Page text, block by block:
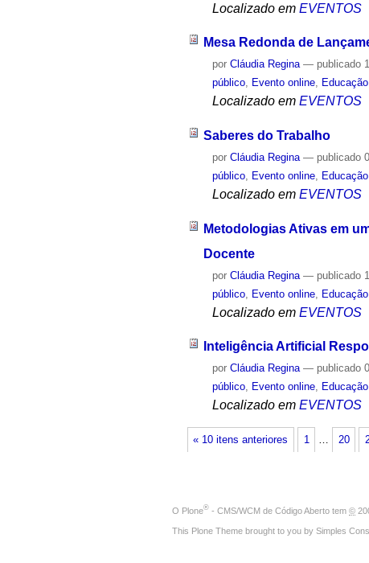
Localizado em EVENTOS
Mesa Redonda de
porCláudia Regina — publicado
público, Evento online, Educação
Localizado em EVENTOS
Saberes do Trabalho
porCláudia Regina — publicado
público
Evento online Educação
Localizado em EVENTOS
Metodologias Ativas em
Docente
porCláudia Regina — publicado
público Evento online Educação
Localizado em EVENTOS
Inteligência Artificial
porCláudia Regina — publicado
público, Evento online, Educação
Localizado em EVENTOS
« 10 itens anteriores 1 20
O Plone® - CMS/WCM de Código Aberto tem ©
This Plone Theme brought to you by Simples